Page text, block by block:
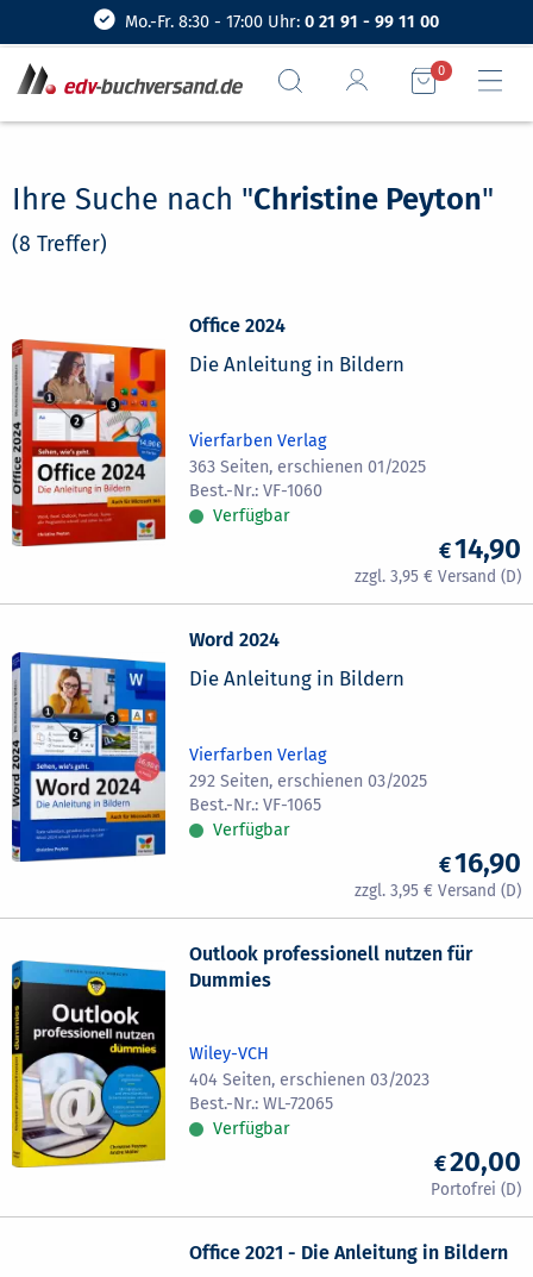
Mo.-Fr. 8:30 - 17:00 Uhr: 0 21 91 - 99 11 00
0
Ihre Suche nach "Christine Peyton"
(8 Treffer)
Office 2024
Die Anleitung in Bildern
Vierfarben Verlag
363 Seiten, erschienen 01/2025
VF-1060
Verfügbar
14,90
3,95
Word 2024
Die Anleitung in Bildern
Vierfarben Verlag
292 Seiten, erschienen 03/2025
VF-1065
Verfügbar
16,90
3,95
Outlook professionell nutzen für
Dummies
Wiley-VCH
404 Seiten, erschienen 03/2023
WL-72065
Verfügbar
20,00
Office 2021 - Die Anleitung in Bildern